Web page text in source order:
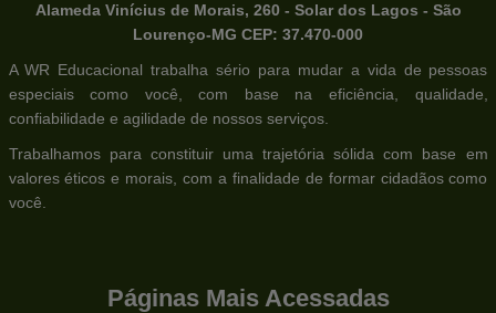
Alameda Vinícius de Morais, 260 - Solar dos Lagos - São
Lourenço-MG CEP: 37.470-000
A WR Educacional trabalha sério para mudar a vida de pessoas
especiais como você, com base na eficiência, qualidade,
confiabilidade e agilidade de nossos serviços.
Trabalhamos para constituir uma trajetória sólida com base em
valores éticos e morais, com a finalidade de formar cidadãos como
você.
Páginas Mais Acessadas